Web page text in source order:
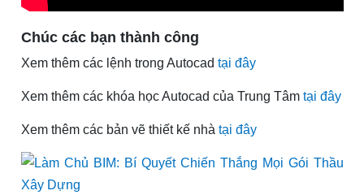
Chúc các bạn thành công
Xem thêm các lệnh trong Autocad tại đây
Xem thêm các khóa học Autocad của Trung Tâm tại đây
Xem thêm các bản vẽ thiết kế nhà tại đây